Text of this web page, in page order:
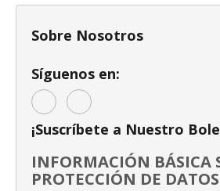
Sobre Nosotros
Síguenos en:
¡Suscríbete a Nuestro
INFORMACIÓN BÁSICA
PROTECCIÓN DE DATOS